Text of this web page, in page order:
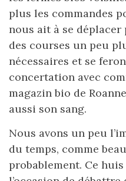
plus les commandes
nous ait à se déplacer
des courses un peu
nécessaires et se
concertation avec
magazin bio de
aussi son sang.
Nous avons un peu
du temps, comme
probablement. Ce